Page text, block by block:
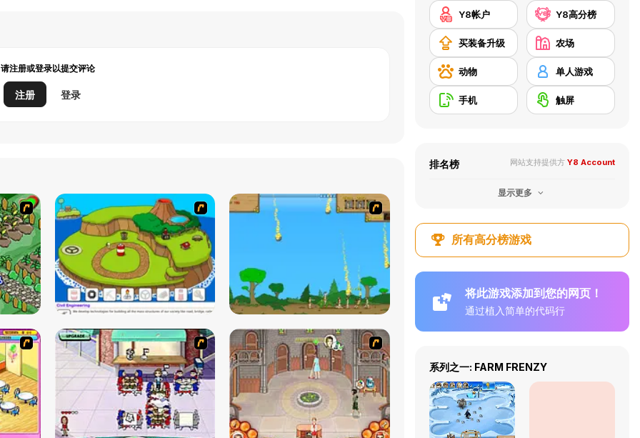
请注册或登录以提交评论
注册 登录
Y8帐户 Y8高分榜
买装备升级 农场
动物 单人游戏
手机 触屏
排名榜 网站支持提供方 Y8 Account
显示更多
所有高分榜游戏
将此游戏添加到您的网页！
通过植入简单的代码行
系列之一: FARM FRENZY